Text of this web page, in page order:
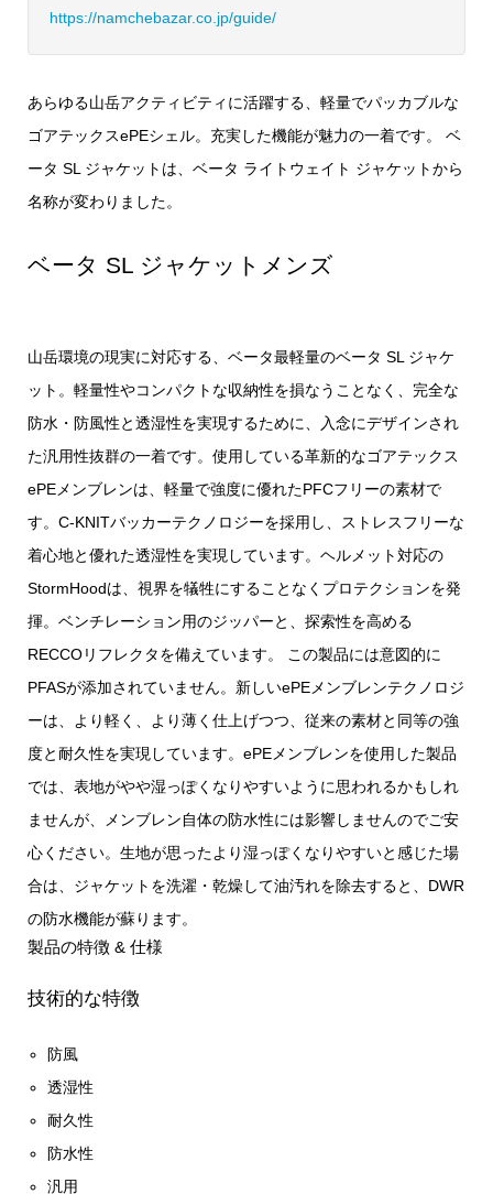
https://namchebazar.co.jp/guide/
あらゆる山岳アクティビティに活躍する、軽量でパッカブルな
ゴアテックスePEシェル。充実した機能が魅力の一着です。 ベ
ータ SL ジャケットは、ベータ ライトウェイト ジャケットから
名称が変わりました。
ベータ SL ジャケットメンズ
山岳環境の現実に対応する、ベータ最軽量のベータ SL ジャケ
ット。軽量性やコンパクトな収納性を損なうことなく、完全な
防水・防風性と透湿性を実現するために、入念にデザインされ
た汎用性抜群の一着です。使用している革新的なゴアテックス
ePEメンブレンは、軽量で強度に優れたPFCフリーの素材で
す。C-KNITバッカーテクノロジーを採用し、ストレスフリーな
着心地と優れた透湿性を実現しています。ヘルメット対応の
StormHoodは、視界を犠牲にすることなくプロテクションを発
揮。ベンチレーション用のジッパーと、探索性を高める
RECCOリフレクタを備えています。 この製品には意図的に
PFASが添加されていません。新しいePEメンブレンテクノロジ
ーは、より軽く、より薄く仕上げつつ、従来の素材と同等の強
度と耐久性を実現しています。ePEメンブレンを使用した製品
では、表地がやや湿っぽくなりやすいように思われるかもしれ
ませんが、メンブレン自体の防水性には影響しませんのでご安
心ください。生地が思ったより湿っぽくなりやすいと感じた場
合は、ジャケットを洗濯・乾燥して油汚れを除去すると、DWR
の防水機能が蘇ります。
製品の特徴 & 仕様
技術的な特徴
防風
透湿性
耐久性
防水性
汎用